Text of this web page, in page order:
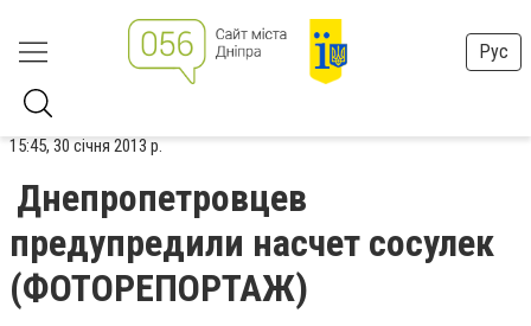
Рус
15:45, 30 січня 2013 р.
Днепропетровцев
предупредили насчет сосулек
(ФОТОРЕПОРТАЖ)